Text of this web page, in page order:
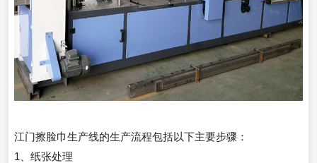
江门擦脸巾生产线的生产流程包括以下主要步骤：
1、纸张处理